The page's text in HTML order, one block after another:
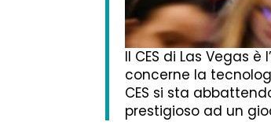
Il CES di Las Vegas
concerne la
CES si sta
prestigioso ad un